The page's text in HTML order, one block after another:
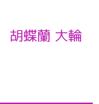
胡蝶蘭 大輪